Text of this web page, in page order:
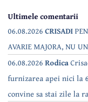
Ultimele comentarii
06.08.2026 CRISADI
AVARIE MAJORA, NU
06.08.2026 Rodica
furnizarea apei nici la
convine sa stai zile la